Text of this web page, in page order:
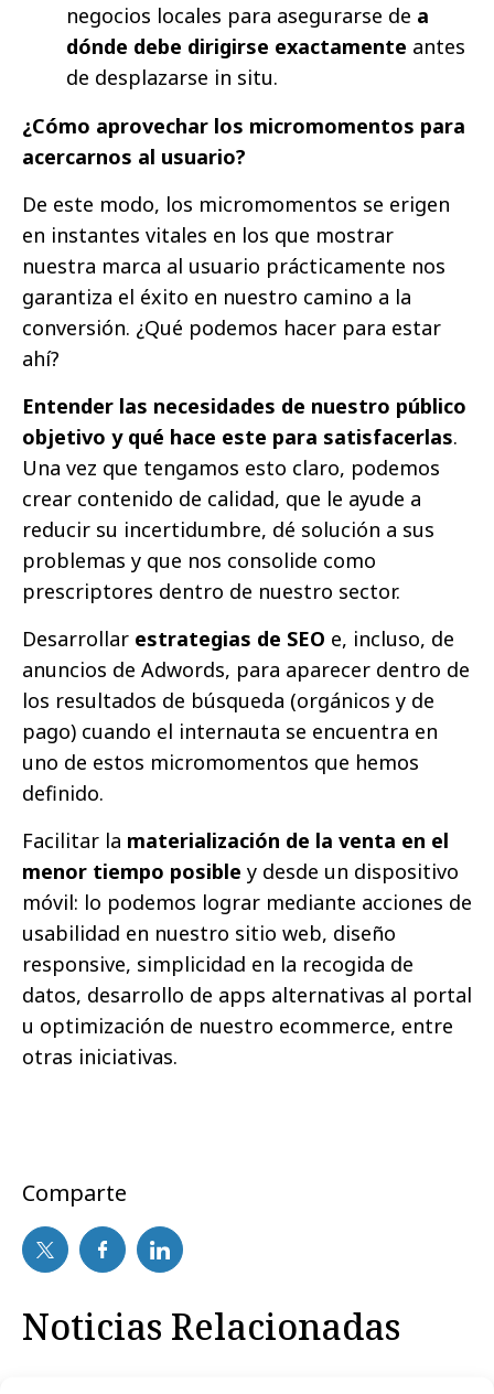
negocios locales para asegurarse de a
dónde debe dirigirse exactamente antes
de desplazarse in situ.
¿Cómo aprovechar los micromomentos para
acercarnos al usuario?
De este modo, los micromomentos se erigen
en instantes vitales en los que mostrar
nuestra marca al usuario prácticamente nos
garantiza el éxito en nuestro camino a la
conversión. ¿Qué podemos hacer para estar
ahí?
Entender las necesidades de nuestro público
objetivo y qué hace este para satisfacerlas.
Una vez que tengamos esto claro, podemos
crear contenido de calidad, que le ayude a
reducir su incertidumbre, dé solución a sus
problemas y que nos consolide como
prescriptores dentro de nuestro sector.
Desarrollar estrategias de SEO e, incluso, de
anuncios de Adwords, para aparecer dentro de
los resultados de búsqueda (orgánicos y de
pago) cuando el internauta se encuentra en
uno de estos micromomentos que hemos
definido.
Facilitar la materialización de la venta en el
menor tiempo posible y desde un dispositivo
móvil: lo podemos lograr mediante acciones de
usabilidad en nuestro sitio web, diseño
responsive, simplicidad en la recogida de
datos, desarrollo de apps alternativas al portal
u optimización de nuestro ecommerce, entre
otras iniciativas.
Comparte
Noticias Relacionadas